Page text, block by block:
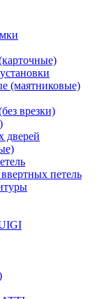
(маятниковые)
врезки)
дверей
петель